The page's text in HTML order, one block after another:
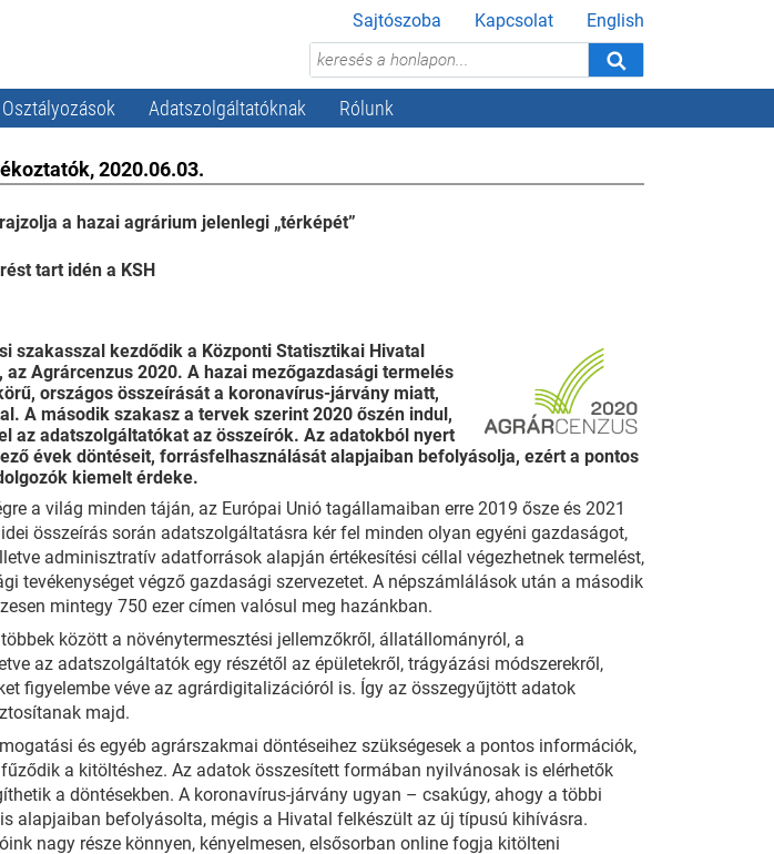
Sajtószoba Kapcsolat English
Osztályozások Adatszolgáltatóknak Rólunk
2020.06.03.
a hazai agrárium jelenlegi „térképét”
tart idén a KSH
szakasszal kezdődik a Központi Statisztikai Hivatal
az Agrárcenzus 2020. A hazai mezőgazdasági termelés
országos összeírását a koronavírus-járvány miatt,
A második szakasz a tervek szerint 2020 őszén indul,
az adatszolgáltatókat az összeírók. Az adatokból nyert
évek döntéseit, forrásfelhasználását alapjaiban befolyásolja, ezért a pontos
kiemelt érdeke.
a világ minden táján, az Európai Unió tagállamaiban erre 2019 ősze és 2021
összeírás során adatszolgáltatásra kér fel minden olyan egyéni gazdaságot,
adminisztratív adatforrások alapján értékesítési céllal végezhetnek termelést,
tevékenységet végző gazdasági szervezetet. A népszámlálások után a második
mintegy 750 ezer címen valósul meg hazánkban.
között a növénytermesztési jellemzőkről, állatállományról, a
az adatszolgáltatók egy részétől az épületekről, trágyázási módszerekről,
figyelembe véve az agrárdigitalizációról is. Így az összegyűjtött adatok
majd.
és egyéb agrárszakmai döntéseihez szükségesek a pontos információk,
a kitöltéshez. Az adatok összesített formában nyilvánosak is elérhetők
a döntésekben. A koronavírus-járvány ugyan – csakúgy, ahogy a többi
alapjaiban befolyásolta, mégis a Hivatal felkészült az új típusú kihívásra.
nagy része könnyen, kényelmesen, elsősorban online fogja kitölteni